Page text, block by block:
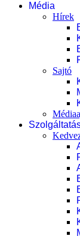
Média
Hírek
Sajtó